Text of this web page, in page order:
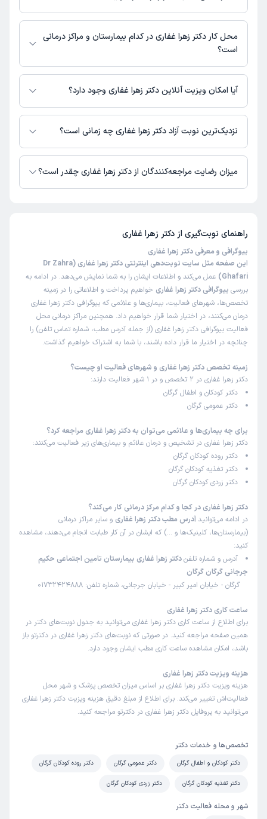
بیمارستان تامین اجتماعی حکیم جرجانی گرگان : 01732424888
محل کار دکتر زهرا غفاری در کدام بیمارستان و مراکز درمانی
است؟
اطلاعاتی درباره محل فعالیت دکتر زهرا غفاری در مراکز درمانی در دسترس نیست.
آیا امکان ویزیت آنلاین دکتر زهرا غفاری وجود دارد؟
در حال حاضر اطلاعاتی درباره ارائه ویزیت آنلاین توسط دکتر زهرا غفاری در
دسترس نیست. برای دریافت اطلاعات دقیق‌تر، لطفاً با مطب تماس بگیرید.
نزدیک‌ترین نوبت آزاد دکتر زهرا غفاری چه زمانی است؟
زمان نوبت‌دهی و پذیرش بیماران با هماهنگی مطب مشخص می‌شود.
میزان رضایت مراجعه‌کنندگان از دکتر زهرا غفاری چقدر است؟
راهنمای نوبت‌گیری از دکتر زهرا غفاری
بیوگرافی و معرفی دکتر زهرا غفاری
این صفحه مثل سایت نوبت‌دهی اینترنتی دکتر زهرا غفاری (Dr Zahra
Ghafari)
عمل می‌کند و اطلاعات ایشان را به شما نمایش می‌دهد. در ادامه به
بررسی بیوگرافی دکتر زهرا غفاری خواهیم پرداخت و اطلاعاتی را در زمینه
تخصص‌ها، شهرهای فعالیت، بیماری‌ها و علائمی که بیوگرافی دکتر زهرا غفاری
درمان می‌کنند، در اختیار شما قرار خواهیم داد. همچنین مراکز درمانی محل
فعالیت بیوگرافی دکتر زهرا غفاری (از جمله آدرس مطب، شماره تماس تلفن) را
چنانچه در اختیار ما قرار داده باشند، با شما به اشتراک خواهیم گذاشت.
زمینه تخصص دکتر زهرا غفاری و شهرهای فعالیت او چیست؟
دکتر زهرا غفاری در 2 تخصص و در 1 شهر فعالیت دارند:
دکتر کودکان و اطفال گرگان
دکتر عمومی گرگان
برای چه بیماری‌ها و علائمی می‌توان به دکتر زهرا غفاری مراجعه کرد؟
دکتر زهرا غفاری در تشخیص و درمان علائم و بیماری‌های زیر فعالیت می‌کنند:
دکتر روده کودکان گرگان
دکتر تغذیه کودکان گرگان
دکتر زردی کودکان گرگان
دکتر زهرا غفاری در کجا و کدام مرکز درمانی کار می‌کند؟
در ادامه می‌توانید آدرس مطب دکتر زهرا غفاری و سایر مراکز درمانی
(بیمارستان‌ها، کلینیک‌ها و …) که ایشان در آن کار طبابت انجام می‌دهند، مشاهده
کنید:
آدرس و شماره تلفندکتر زهرا غفاری بیمارستان تامین اجتماعی حکیم
جرجانی گرگان گرگان
گرگان - خیابان امیر کبیر - خیابان جرجانی، شماره تلفن: 01732424888
ساعت کاری دکتر زهرا غفاری
برای اطلاع از ساعت کاری دکتر زهرا غفاری می‌توانید به جدول نوبت‌های دکتر در
همین صفحه مراجعه کنید. در صورتی که نوبت‌های دکتر زهرا غفاری در دکترتو باز
باشد، امکان مشاهده ساعت کاری مطب ایشان وجود دارد.
هزینه ویزیت دکتر زهرا غفاری
هزینه ویزیت دکتر زهرا غفاری بر اساس میزان تخصص پزشک و شهر محل
فعالیت‌اش تغییر می‌کند. برای اطلاع از مبلغ دقیق هزینه ویزیت دکتر زهرا غفاری
می‌توانید به پروفایل دکتر زهرا غفاری در دکترتو مراجعه کنید.
تخصص‌ها و خدمات دکتر
دکتر کودکان و اطفال گرگان دکتر عمومی گرگان دکتر روده کودکان گرگان
دکتر تغذیه کودکان گرگان دکتر زردی کودکان گرگان
شهر و محله فعالیت دکتر